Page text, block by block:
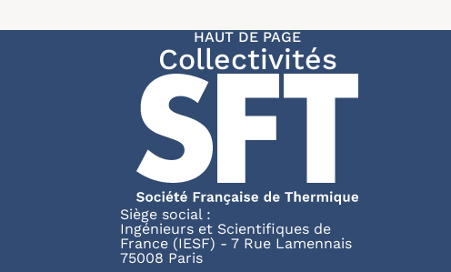
HAUT DE PAGE
Collectivités
Siège social :
Ingénieurs et Scientifiques de
France (IESF) - 7 Rue Lamennais
75008 Paris